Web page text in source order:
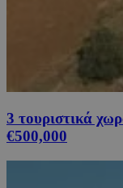
3 τουριστικά
€500,000